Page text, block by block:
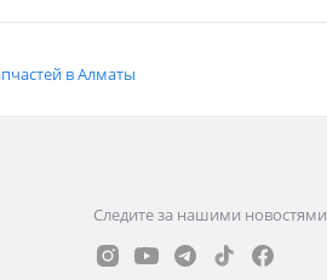
в Алматы
Следите за нашими новостями